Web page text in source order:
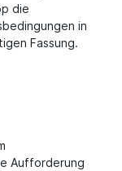
die
in
Fassung.
Aufforderung